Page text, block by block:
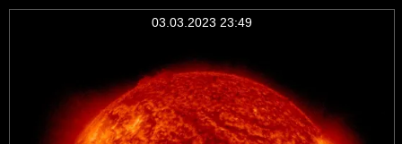
03.03.2023 23:49